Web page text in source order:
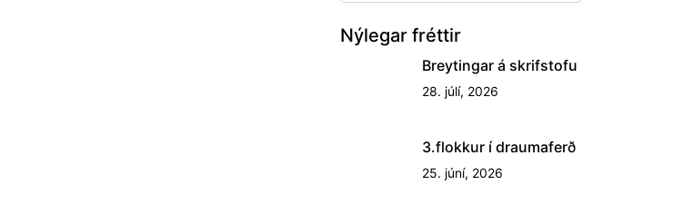
Nýlegar fréttir
Breytingar á skrifstofu
28. júlí, 2026
3.flokkur í draumaferð
25. júní, 2026